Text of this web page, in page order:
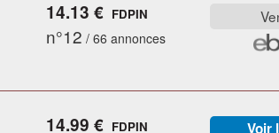
14.13 € FDPIN
n°12 / 66 annonces
14.99 € FDPIN